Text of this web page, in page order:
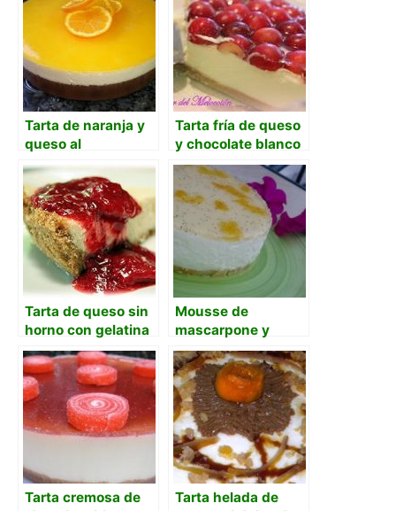
Tarta de naranja y
queso al
microondas
Tarta fría de queso
y chocolate blanco
con cerezas a la
gelatina de kirsch
Tarta de queso sin
horno con gelatina
de naranja
Mousse de
mascarpone y
limón con confitura
de pensamientos y
cítricos
Tarta cremosa de
Tarta helada de